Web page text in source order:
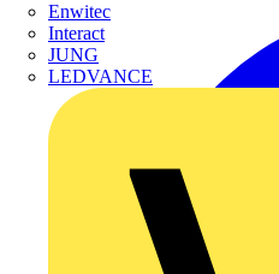
Enwitec
Interact
JUNG
LEDVANCE